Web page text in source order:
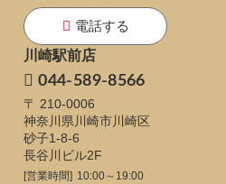
電話する
川崎駅前店
044-589-8566
〒 210-0006
神奈川県川崎市川崎区
砂子1-8-6
長谷川ビル2F
[営業時間] 10:00～19:00